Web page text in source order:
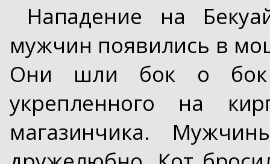
Нападение на
мужчин появились в
Они шли бок о бок
укрепленного на
магазинчика.